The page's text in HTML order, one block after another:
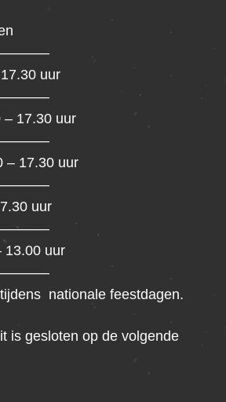
uur
– 17.30 uur
– 17.30 uur
uur
13.00 uur
nationale feestdagen.
is gesloten op de volgende